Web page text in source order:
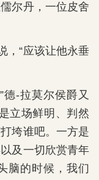
尔丹，一位皮舍
，“应该让他永垂
德-拉莫尔侯爵又
立场鲜明、判然
垮谁吧。一方是
及一切欣赏青年
脑的时候，我们